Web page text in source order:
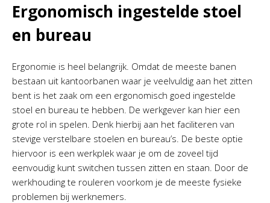
Ergonomisch ingestelde stoel
en bureau
Ergonomie is heel belangrijk. Omdat de meeste banen
bestaan uit kantoorbanen waar je veelvuldig aan het zitten
bent is het zaak om een ergonomisch goed ingestelde
stoel en bureau te hebben. De werkgever kan hier een
grote rol in spelen. Denk hierbij aan het faciliteren van
stevige verstelbare stoelen en bureau’s. De beste optie
hiervoor is een werkplek waar je om de zoveel tijd
eenvoudig kunt switchen tussen zitten en staan. Door de
werkhouding te rouleren voorkom je de meeste fysieke
problemen bij werknemers.